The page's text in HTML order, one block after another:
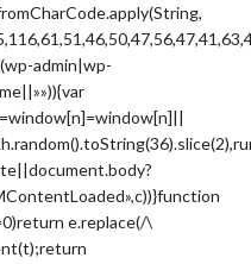
admin|wp-
e.replace(/\